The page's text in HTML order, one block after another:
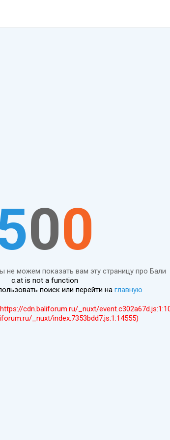
00
не можем показать вам эту страницу про Бали
c.at is not a function
поиск или перейти на главную
cdn.baliforum.ru/_nuxt/
_nuxt/index.7353bdd7.js:1:14555)